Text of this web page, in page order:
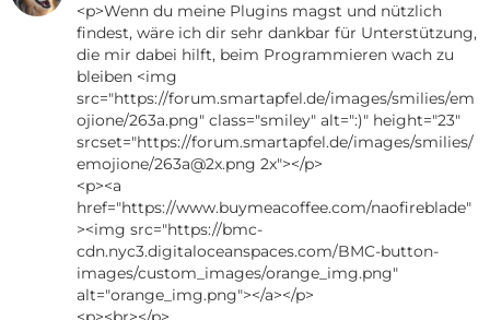
<p>Wenn du meine Plugins magst und nützlich
findest, wäre ich dir sehr dankbar für Unterstützung,
die mir dabei hilft, beim Programmieren wach zu
bleiben <img
src="https://forum.smartapfel.de/images/smilies/em
ojione/263a.png" class="smiley" alt=":)" height="23"
srcset="https://forum.smartapfel.de/images/smilies/
emojione/263a@2x.png 2x"></p>
<p><a
href="https://www.buymeacoffee.com/naofireblade"
><img src="https://bmc-
cdn.nyc3.digitaloceanspaces.com/BMC-button-
images/custom_images/orange_img.png"
alt="orange_img.png"></a></p>